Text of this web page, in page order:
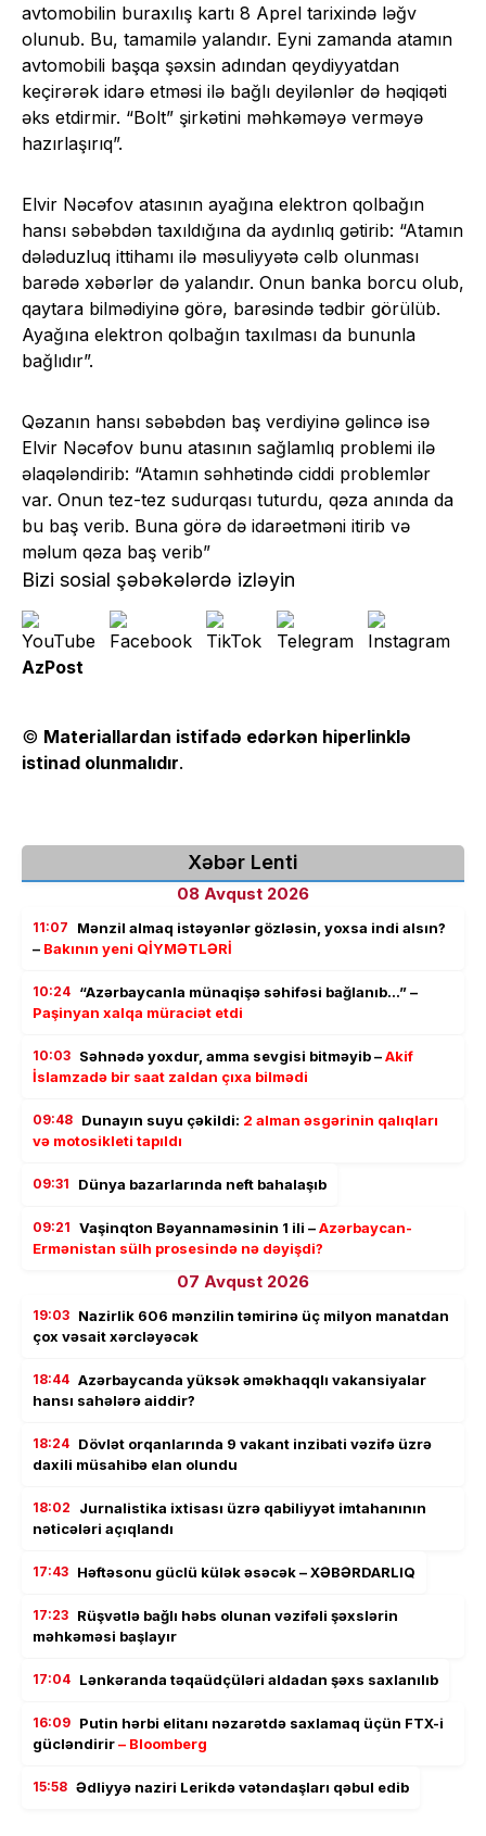
avtomobilin buraxılış kartı 8 Aprel tarixində ləğv
olunub. Bu, tamamilə yalandır. Eyni zamanda atamın
avtomobili başqa şəxsin adından qeydiyyatdan
keçirərək idarə etməsi ilə bağlı deyilənlər də həqiqəti
əks etdirmir. “Bolt” şirkətini məhkəməyə verməyə
hazırlaşırıq”.
Elvir Nəcəfov atasının ayağına elektron qolbağın
hansı səbəbdən taxıldığına da aydınlıq gətirib: “Atamın
dələduzluq ittihamı ilə məsuliyyətə cəlb olunması
barədə xəbərlər də yalandır. Onun banka borcu olub,
qaytara bilmədiyinə görə, barəsində tədbir görülüb.
Ayağına elektron qolbağın taxılması da bununla
bağlıdır”.
Qəzanın hansı səbəbdən baş verdiyinə gəlincə isə
Elvir Nəcəfov bunu atasının sağlamlıq problemi ilə
əlaqələndirib: “Atamın səhhətində ciddi problemlər
var. Onun tez-tez sudurqası tuturdu, qəza anında da
bu baş verib. Buna görə də idarəetməni itirib və
məlum qəza baş verib”
Bizi sosial şəbəkələrdə izləyin
AzPost
© Materiallardan istifadə edərkən hiperlinklə
istinad olunmalıdır.
Xəbər Lenti
08 Avqust 2026
11:07
Mənzil almaq istəyənlər gözləsin, yoxsa indi alsın?
– Bakının yeni QİYMƏTLƏRİ
10:24 “Azərbaycanla münaqişə səhifəsi bağlanıb…” –
Paşinyan xalqa müraciət etdi
10:03 Səhnədə yoxdur, amma sevgisi bitməyib –Akif
İslamzadə bir saat zaldan çıxa bilmədi
09:48 Dunayın suyu çəkildi: 2 alman əsgərinin qalıqları
və motosikleti tapıldı
09:31 Dünya bazarlarında neft bahalaşıb
09:21 Vaşinqton Bəyannaməsinin 1 ili –Azərbaycan-
Ermənistan sülh prosesində nə dəyişdi?
07 Avqust 2026
19:03 Nazirlik 606 mənzilin təmirinə üç milyon manatdan
çox vəsait xərcləyəcək
18:44 Azərbaycanda yüksək əməkhaqqlı vakansiyalar
hansı sahələrə aiddir?
18:24 Dövlət orqanlarında 9 vakant inzibati vəzifə üzrə
daxili müsahibə elan olundu
18:02
Jurnalistika ixtisası üzrə qabiliyyət imtahanının
nəticələri açıqlandı
17:43 Həftəsonu güclü külək əsəcək – XƏBƏRDARLIQ
17:23 Rüşvətlə bağlı həbs olunan vəzifəli şəxslərin
məhkəməsi başlayır
17:04 Lənkəranda təqaüdçüləri aldadan şəxs saxlanılıb
16:09 Putin hərbi elitanı nəzarətdə saxlamaq üçün FTX-i
gücləndirir– Bloomberg
15:58 Ədliyyə naziri Lerikdə vətəndaşları qəbul edib